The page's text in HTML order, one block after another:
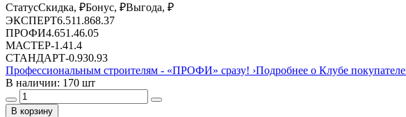
СтатусСкидка, ₽Бонус, ₽Выгода, ₽
ЭКСПЕРТ6.511.868.37
ПРОФИ4.651.46.05
МАСТЕР-1.41.4
СТАНДАРТ-0.930.93
Профессиональным строителям - «ПРОФИ» сразу! ›Подробнее о Клубе
В наличии: 170 шт
В корзину